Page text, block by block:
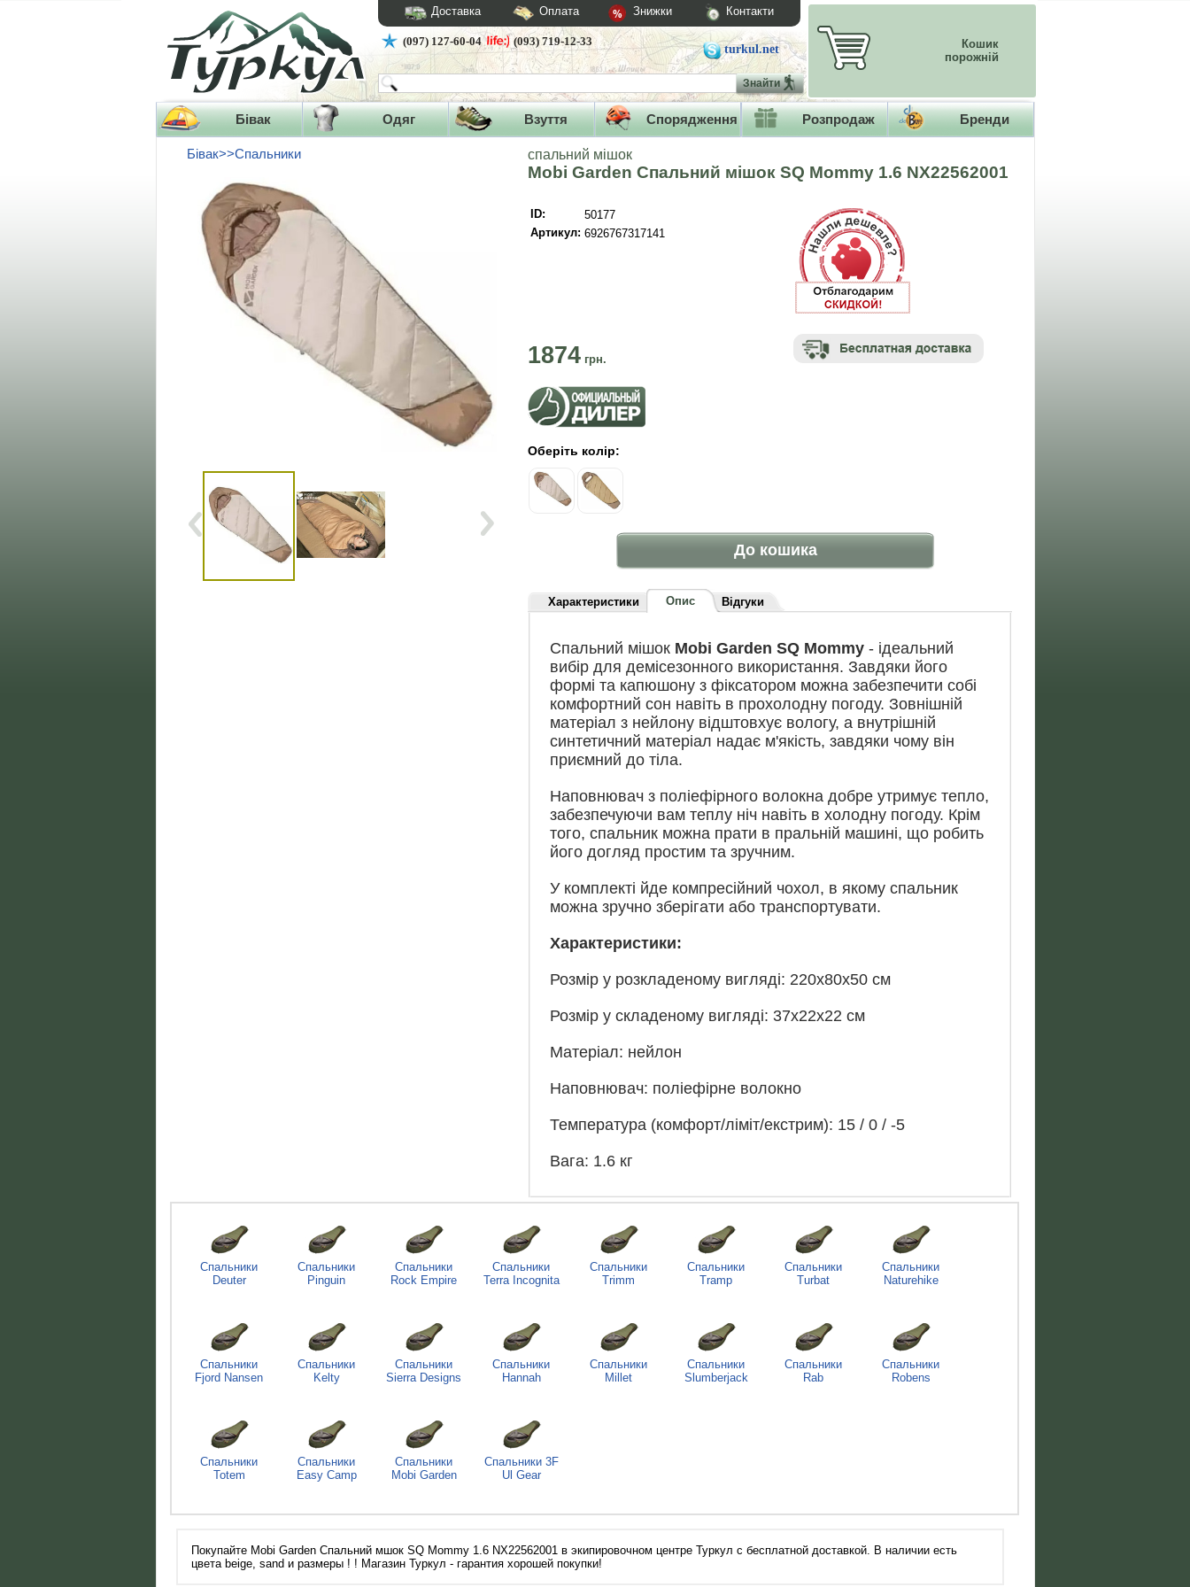
Доставка Оплата Знижки Контакти
(097) 127-60-04 (093) 719-12-33
turkul.net
Знайти
Кошик
порожній
Бівак Одяг Взуття Спорядження Розпродаж Бренди
Бівак>>Спальники спальний мішок
Mobi Garden Спальний мішок SQ Mommy 1.6 NX22562001
ID:
50177
Артикул: 6926767317141
1874грн.
Оберіть колір:
До кошика
Характеристики Опис Відгуки
Спальний мішок Mobi Garden SQ Mommy- ідеальний
вибір для демісезонного використання. Завдяки його
формі та капюшону з фіксатором можна забезпечити собі
комфортний сон навіть в прохолодну погоду. Зовнішній
матеріал з нейлону відштовхує вологу, а внутрішній
синтетичний матеріал надає м'якість, завдяки чому він
приємний до тіла.
Наповнювач з поліефірного волокна добре утримує тепло,
забезпечуючи вам теплу ніч навіть в холодну погоду. Крім
того, спальник можна прати в пральній машині, що робить
його догляд простим та зручним.
У комплекті йде компресійний чохол, в якому спальник
можна зручно зберігати або транспортувати.
Характеристики:
Розмір у розкладеному вигляді: 220х80х50 см
Розмір у складеному вигляді: 37х22х22 см
Матеріал: нейлон
Наповнювач: поліефірне волокно
Температура (комфорт/ліміт/екстрим): 15 / 0 / -5
Вага: 1.6 кг
Спальники
Deuter
Спальники
Pinguin
Спальники
Rock Empire
Спальники
Terra Incognita
Спальники
Trimm
Спальники
Tramp
Спальники
Turbat
Спальники
Naturehike
Спальники
Fjord Nansen
Спальники
Kelty
Спальники
Sierra Designs
Спальники
Hannah
Спальники
Millet
Спальники
Slumberjack
Спальники
Rab
Спальники
Robens
Спальники
Totem
Спальники
Easy Camp
Спальники
Mobi Garden
Спальники 3F
Ul Gear
Покупайте Mobi Garden Спальний мшок SQ Mommy 1.6 NX22562001 в экипировочном центре Туркул с бесплатной доставкой. В наличии есть
цвета beige, sand и размеры ! ! Магазин Туркул - гарантия хорошей покупки!